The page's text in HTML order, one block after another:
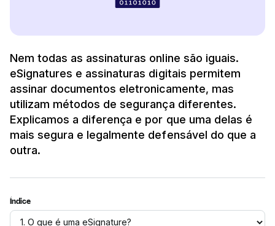
Nem todas as assinaturas online são iguais.
eSignatures e assinaturas digitais permitem
assinar documentos eletronicamente, mas
utilizam métodos de segurança diferentes.
Explicamos a diferença e por que uma delas é
mais segura e legalmente defensável do que a
outra.
Índice